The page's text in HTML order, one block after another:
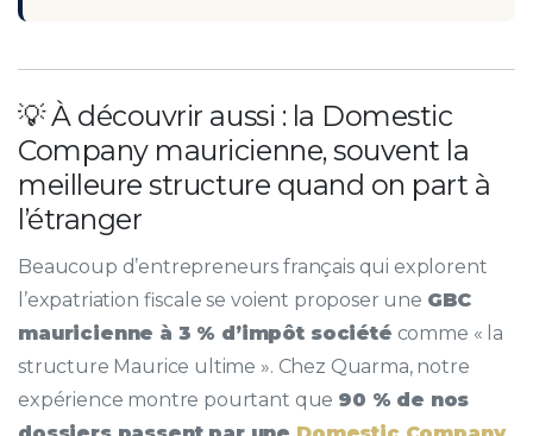
💡 À découvrir aussi : la Domestic
Company mauricienne, souvent la
meilleure structure quand on part à
l’étranger
Beaucoup d’entrepreneurs français qui explorent
l’expatriation fiscale se voient proposer une GBC
mauricienne à 3 % d’impôt société comme « la
structure Maurice ultime ». Chez Quarma, notre
expérience montre pourtant que 90 % de nos